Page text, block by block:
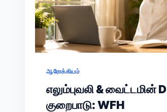
ஆரோக்கியம்
எலும்புவலி & வைட்டமின் D
குறைபாடு: WFH